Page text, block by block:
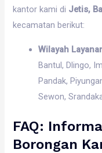
kantor kami di Jetis,
kecamatan berikut:
Wilayah
Bantul, Dlingo,
Pandak,
Sewon,
FAQ:
Borongan